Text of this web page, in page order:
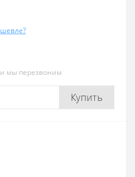
мы перезвоним
Купить